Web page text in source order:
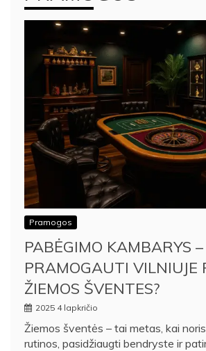
Pramogos
PABĖGIMO KAMBARYS
PRAMOGAUTI VILNIUJE
ŽIEMOS ŠVENTES?
2025 4 lapkričio
Žiemos šventės – tai metas, kai
rutinos, pasidžiaugti bendryste ir